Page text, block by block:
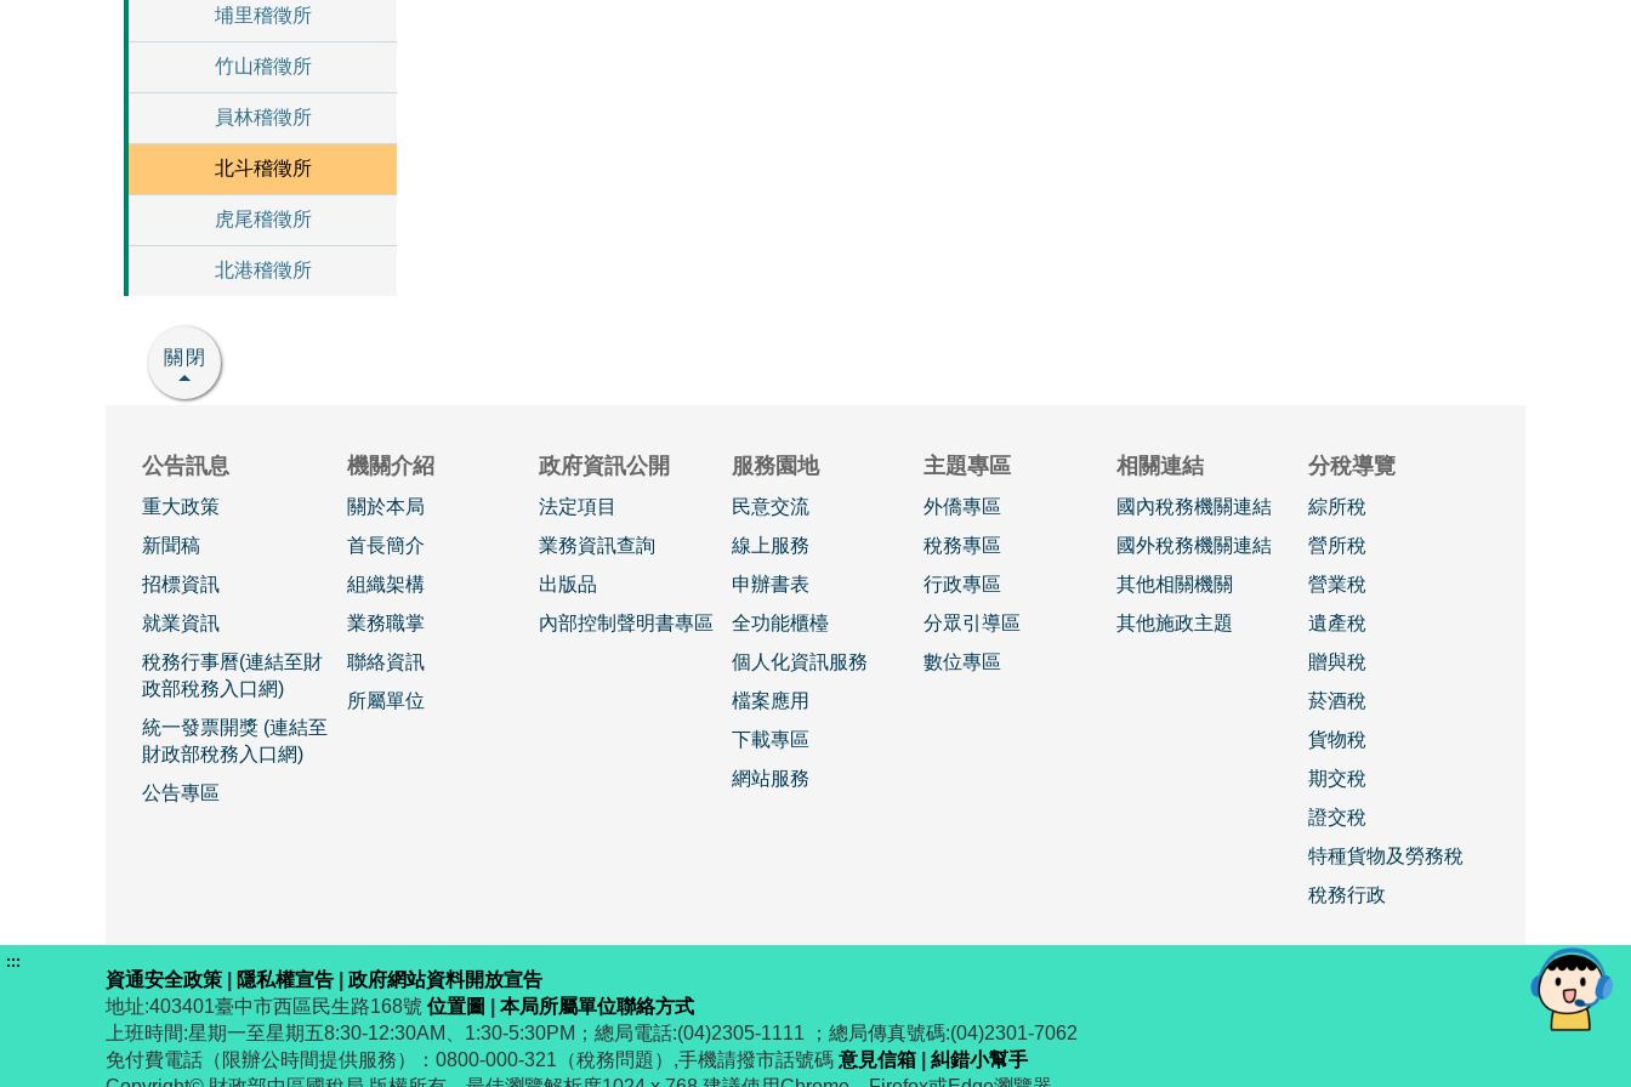
埔里稽徵所
竹山稽徵所
員林稽徵所
北斗稽徵所
虎尾稽徵所
北港稽徵所
關閉
公告訊息
重大政策
新聞稿
招標資訊
就業資訊
稅務行事曆(連結至財
政部稅務入口網)
統一發票開獎 (連結至
財政部稅務入口網)
公告專區
機關介紹
關於本局
首長簡介
組織架構
業務職掌
聯絡資訊
所屬單位
政府資訊公開
法定項目
業務資訊查詢
出版品
內部控制聲明書專區
服務園地
民意交流
線上服務
申辦書表
全功能櫃檯
個人化資訊服務
檔案應用
下載專區
網站服務
主題專區
外僑專區
稅務專區
行政專區
分眾引導區
數位專區
相關連結
國內稅務機關連結
國外稅務機關連結
其他相關機關
其他施政主題
分稅導覽
綜所稅
營所稅
營業稅
遺產稅
贈與稅
菸酒稅
貨物稅
期交稅
證交稅
特種貨物及勞務稅
稅務行政
:::
資通安全政策 隱私權宣告
政府網站資料開放宣告
地址:403401臺中市西區民生路168號 位置圖
本局所屬單位聯絡方式
上班時間:星期一至星期五8:30-12:30AM、1:30-5:30PM；總局電話:(04)2305-1111 ；總局傳真號碼:(04)2301-7062
免付費電話（限辦公時間提供服務）：0800-000-321（稅務問題）,手機請撥市話號碼 意見信箱
糾錯小幫手